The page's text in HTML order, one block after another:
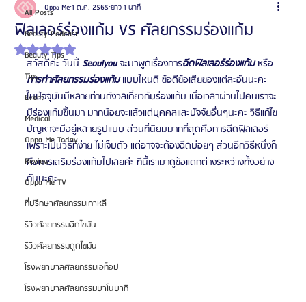
All Posts
Beauty Podcast
Beauty Tips
Tips
Event
Medical
Oppa Me Today
Review
Oppa Me TV
ที่ปรึกษาศัลยกรรมเกาหลี
รีวิวศัลยกรรมฉีดไขมัน
รีวิวศัลยกรรมดูดไขมัน
โรงพยาบาลศัลยกรรมเอท็อป
โรงพยาบาลศัลยกรรมบาโนบากิ
ฟิลเลอร์ร่องแก้ม VS ศัลยกรรมร่องแก้ม
Oppa Me1 ต.ค. 2565 ยาว 1 นาที
ได้รับ NaN เต็ม 5 ดาว
สวัสดีค่ะ วันนี้ Seoulyou จะมาพูดเรื่องการฉีดฟิลเลอร์ร่องแก้ม หรือ
การทำศัลยกรรมร่องแก้ม แบบไหนดี ข้อดีข้อเสียของแต่ละอันนะคะ
ในปัจจุบันมีหลายท่านกังวลเกี่ยวกับร่องแก้ม เมื่อเวลาผ่านไปคนเราจะ
มีร่องแก้มขึ้นมา มากน้อยจะแล้วแต่บุคคลและปัจจัยอื่นๆนะคะ วิธีแก้ไข
ปัญหาจะมีอยู่หลายรูปแบบ ส่วนที่นิยมมากที่สุดคือการฉีดฟิลเลอร์
เพราะเป็นวิธีที่ง่าย ไม่เจ็บตัว แต่อาจจะต้องฉีดบ่อยๆ ส่วนอีกวิธีหนึ่งก็
คือการเสริมร่องแก้มไปเลยค่ะ ทีนี้เรามาดูข้อแตกต่างระหว่างทั้งอย่าง
กันนะคะ